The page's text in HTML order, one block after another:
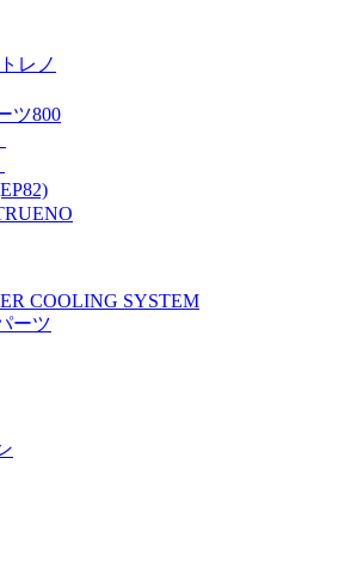
レノ
ツ800
COOLING SYSTEM
ーツ